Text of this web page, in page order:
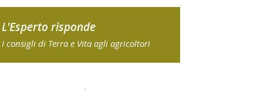
L'Esperto risponde
I consigli di Terra e Vita agli agricoltori